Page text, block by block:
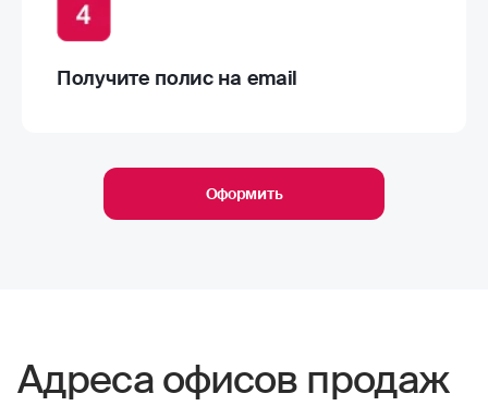
Получите полис на email
Оформить
Адреса офисов продаж